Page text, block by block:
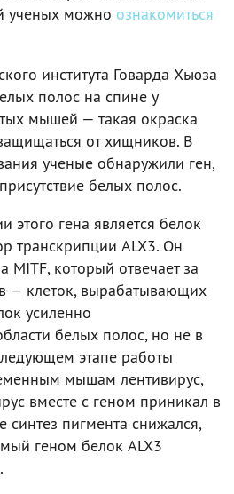
ученых можно ознакомиться
института Говарда Хьюза
полос на спине у
мышей — такая окраска
от хищников. В
ученые обнаружили ген,
белых полос.
этого гена является белок
транскрипции ALX3. Он
MITF, который отвечает за
— клеток, вырабатывающих
усиленно
белых полос, но не в
этапе работы
мышам лентивирус,
вместе с геном приникал в
синтез пигмента снижался,
геном белок ALX3